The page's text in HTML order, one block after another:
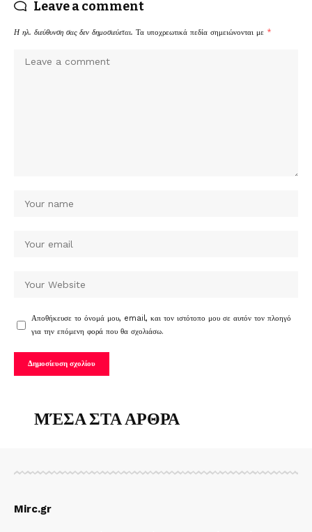
Leave a comment
Η ηλ. διεύθυνση σας δεν δημοσιεύεται. Τα υποχρεωτικά πεδία σημειώνονται με *
Αποθήκευσε το όνομά μου, email, και τον ιστότοπο μου σε αυτόν τον πλοηγό
για την επόμενη φορά που θα σχολιάσω.
ΜΈΣΑ ΣΤΑ ΑΡΘΡΑ
Mirc.gr